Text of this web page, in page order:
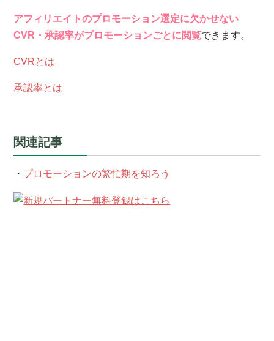
アフィリエイトのプロモーション選定に欠かせない
CVR・承認率がプロモーションごとに閲覧できます。
CVRとは
承認率とは
関連記事
・ プロモーションの繁忙期を知ろう